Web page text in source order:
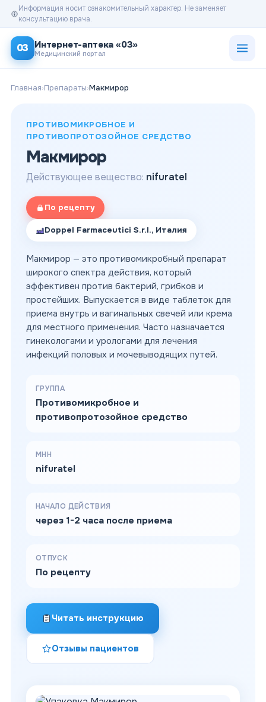
Информация носит ознакомительный характер. Не заменяет
консультацию врача.
03 Интернет-аптека «03»
Медицинский портал
Главная›Препараты›Макмирор
ПРОТИВОМИКРОБНОЕ И
ПРОТИВОПРОТОЗОЙНОЕ СРЕДСТВО
Макмирор
Действующее вещество: nifuratel
По рецепту
Doppel Farmaceutici S.r.l., Италия
Макмирор — это противомикробный препарат
широкого спектра действия, который
эффективен против бактерий, грибков и
простейших. Выпускается в виде таблеток для
приема внутрь и вагинальных свечей или крема
для местного применения. Часто назначается
гинекологами и урологами для лечения
инфекций половых и мочевыводящих путей.
ГРУППА
Противомикробное и
противопротозойное средство
МНН
nifuratel
НАЧАЛО ДЕЙСТВИЯ
через 1-2 часа после приема
ОТПУСК
По рецепту
Читать инструкцию
Отзывы пациентов